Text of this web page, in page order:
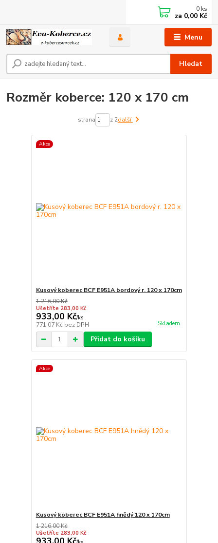
Menu
Hledat
0 ks
za 0,00 Kč
Rozměr koberce: 120 x 170 cm
strana z 2další
Akce
Kusový koberec BCF E951A bordový r. 120 x 170cm
1 216,00 Kč
Ušetříte 283,00 Kč
933,00 Kč/ks
771,07 Kč bez DPH Skladem
Přidat do košíku
Akce
Kusový koberec BCF E951A hnědý 120 x 170cm
1 216,00 Kč
Ušetříte 283,00 Kč